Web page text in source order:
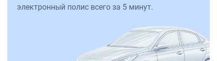
электронный полис всего за 5 минут.